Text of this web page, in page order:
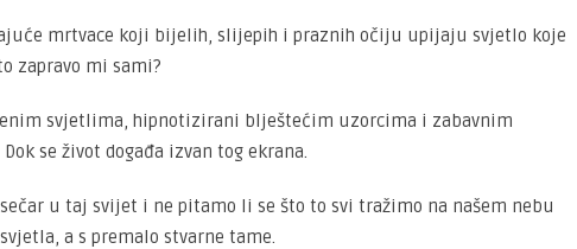
mrtvace koji bijelih, slijepih i praznih očiju upijaju svjetlo koje
zapravo mi sami?
svjetlima, hipnotizirani blještećim uzorcima i zabavnim
se život događa izvan tog ekrana.
u taj svijet i ne pitamo li se što to svi tražimo na našem nebu
a s premalo stvarne tame.